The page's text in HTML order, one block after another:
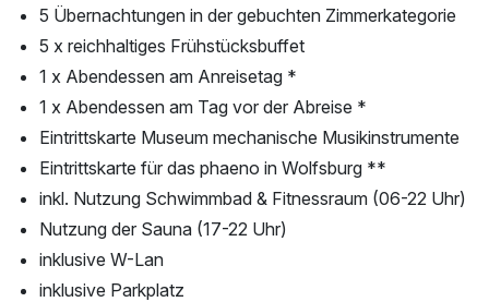
5 Übernachtungen in der gebuchten Zimmerkategorie
5 x reichhaltiges Frühstücksbuffet
1 x Abendessen am Anreisetag *
1 x Abendessen am Tag vor der Abreise *
Eintrittskarte Museum mechanische Musikinstrumente
Eintrittskarte für das phaeno in Wolfsburg **
inkl. Nutzung Schwimmbad & Fitnessraum (06-22 Uhr)
Nutzung der Sauna (17-22 Uhr)
inklusive W-Lan
inklusive Parkplatz